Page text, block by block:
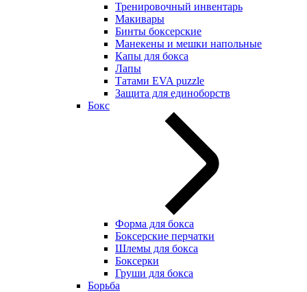
Тренировочный инвентарь
Макивары
Бинты боксерские
Манекены и мешки напольные
Капы для бокса
Лапы
Татами EVA puzzle
Защита для единоборств
Бокс
Форма для бокса
Боксерские перчатки
Шлемы для бокса
Боксерки
Груши для бокса
Борьба